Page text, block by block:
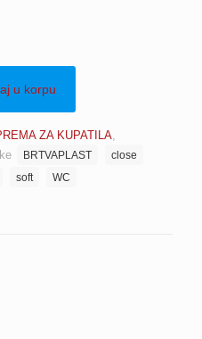
u korpu
ZA KUPATILA,
BRTVAPLAST
close
soft WC